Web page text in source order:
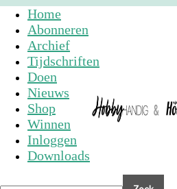
Home
Abonneren
Archief
Tijdschriften
Doen
Nieuws
Shop
Winnen
Inloggen
Downloads